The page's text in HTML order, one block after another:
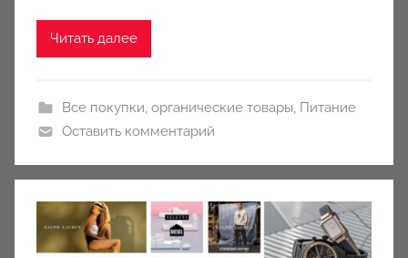
Читать далее
Все покупки, органические товары, Питание
Оставить комментарий